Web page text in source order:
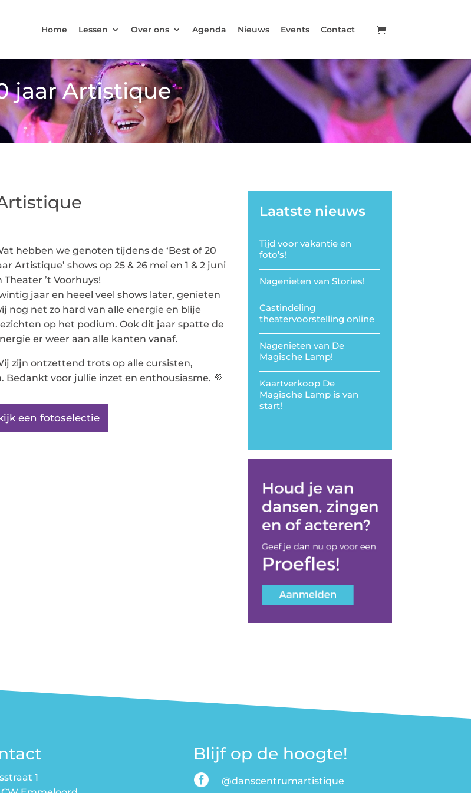
Home Lessen Over ons Agenda Nieuws Events Contact
jaar Artistique
hebben we genoten tijdens de ‘Best of 20
Artistique’ shows op 25 & 26 mei en 1 & 2 juni
Theater ’t Voorhuys!
jaar en heeel veel shows later, genieten
nog net zo hard van alle energie en blije
op het podium. Ook dit jaar spatte de
er weer aan alle kanten vanaf.
zijn ontzettend trots op alle cursisten,
voor jullie inzet en enthousiasme. 💜
een fotoselectie
Laatste nieuws
Tijd voor vakantie en
foto’s!
Nagenieten van Stories!
Castindeling
theatervoorstelling online
Nagenieten van De
Magische Lamp!
Kaartverkoop De
Magische Lamp is van
start!
1
Blijf op de hoogte!
@danscentrumartistique